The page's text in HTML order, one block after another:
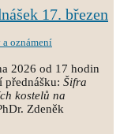
17. březen
oznámení
2026 od 17 hodin
přednášku: Šifra
kostelů na
Zdeněk